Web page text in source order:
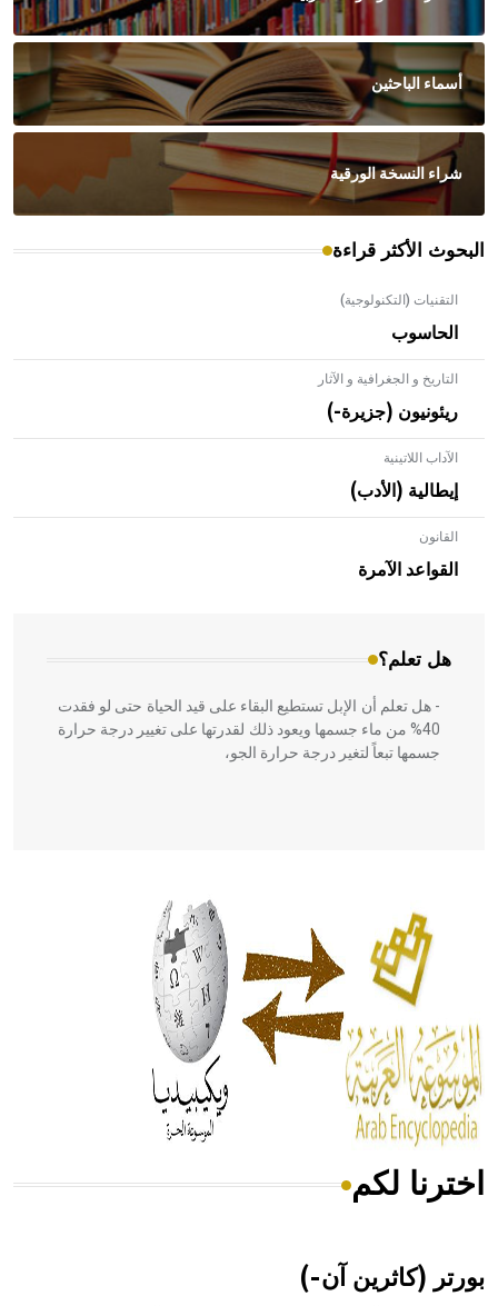
أسماء الباحثين
شراء النسخة الورقية
البحوث الأكثر قراءة
التقنيات (التكنولوجية)
الحاسوب
التاريخ و الجغرافية و الآثار
ريئونيون (جزيرة-)
الآداب اللاتينية
إيطالية (الأدب)
القانون
القواعد الآمرة
هل تعلم؟
- هل تعلم أن الأبلق نوع من الفنون الهندسية التي ارتبطت
بالعمارة الإسلامية في بلاد الشام ومصر خاصة، حيث يحرص
المعمار على بناء مداميكه وخاصة في الواجهات
- هل تعلم أن الإبل تستطيع البقاء على قيد الحياة حتى لو فقدت
40% من ماء جسمها ويعود ذلك لقدرتها على تغيير درجة حرارة
جسمها تبعاً لتغير درجة حرارة الجو،
الحكم، الأدلة، تنظيم التغذية، ورسالته في جروح الرأس. ويعود
له الفضل بأنه حرر الطب من الدين والفلسفة.
- هل تعلم أن المرجان إفراز حيواني يتكون في البحر ويتركب
من مادة كربونات الكلسيوم، وهو أحمر أو شديد الحمرة وهو
أجود أنواعه، ويمتاز بكبر الحجم ويسمى الش
هل تعلم أن الأبسيد كلمة فرنسية اللفظ تم اعتمادها مصطلحاً
اخترنا لكم
بورتر (كاثرين آن-)